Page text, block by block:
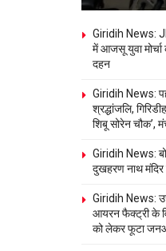
Giridih News:
में आजसू युवा
दहन
Giridih News:
श्रद्धांजलि,
शिबू सोरेन चौक’,
Giridih News:
दुखहरण नाथ मंदिर
Giridih News:
आयरन फैक्ट्री के
को लेकर फूटा